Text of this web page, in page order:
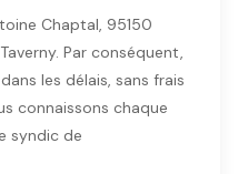
Chaptal, 95150
Par conséquent,
les délais, sans frais
connaissons chaque
syndic de